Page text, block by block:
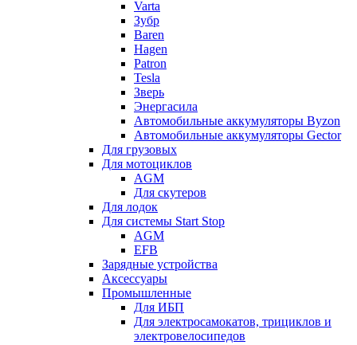
Varta
Зубр
Baren
Hagen
Patron
Tesla
Зверь
Энергасила
Автомобильные аккумуляторы Byzon
Автомобильные аккумуляторы Gector
Для грузовых
Для мотоциклов
AGM
Для скутеров
Для лодок
Для системы Start Stop
AGM
EFB
Зарядные устройства
Аксессуары
Промышленные
Для ИБП
Для электросамокатов, трициклов и
электровелосипедов